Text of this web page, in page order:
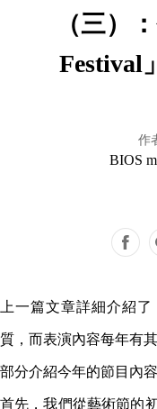
（三）
Festival
作
BIOS
上一篇文章詳細介紹
質，而表演內容每年有
部分介紹今年的節目內
首先，我們從藝術節的